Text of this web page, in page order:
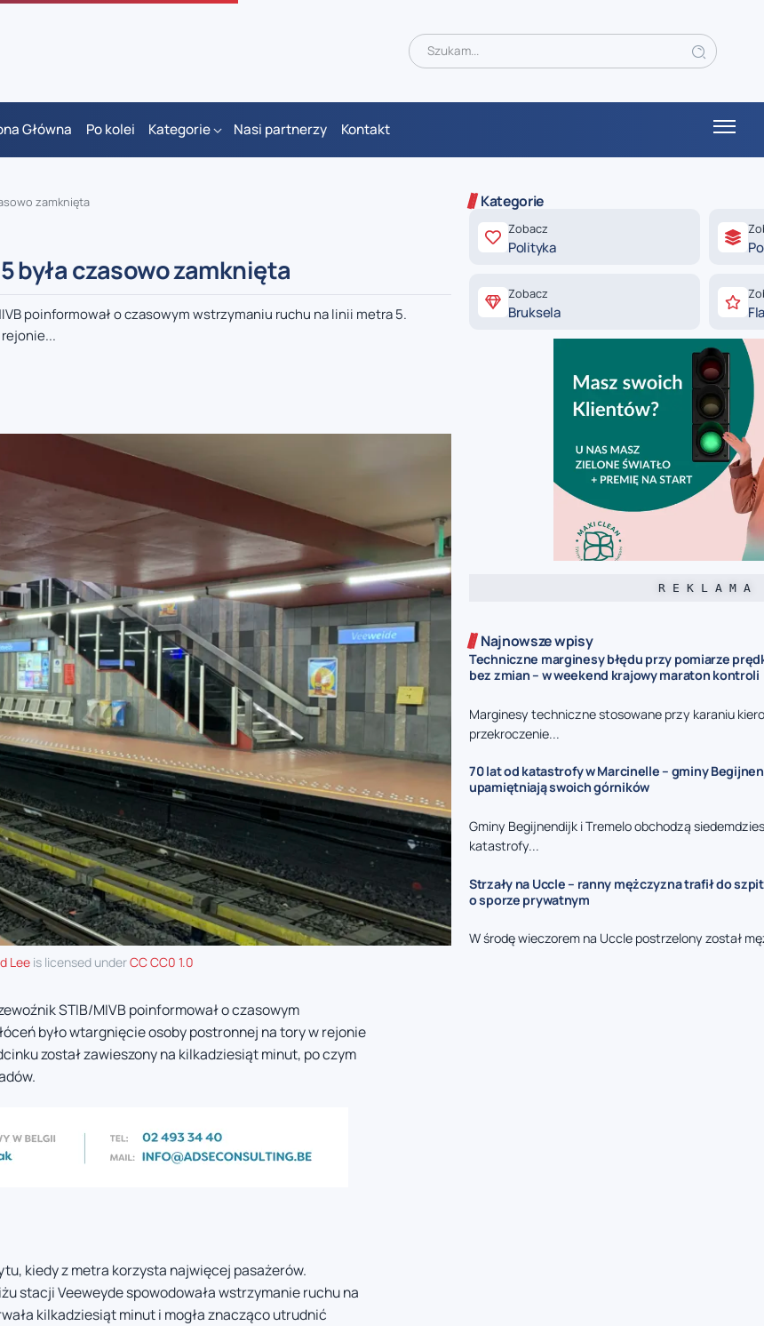
Główna Po kolei Kategorie Nasi partnerzy Kontakt
zamknięta
była czasowo zamknięta
poinformował o czasowym wstrzymaniu ruchu na linii metra 5.
Leeis licensed underCC CC0 1.0
STIB/MIVB poinformował o czasowym
było wtargnięcie osoby postronnej na tory w rejonie
został zawieszony na kilkadziesiąt minut, po czym
kiedy z metra korzysta najwięcej pasażerów.
stacji Veeweyde spowodowała wstrzymanie ruchu na
kilkadziesiąt minut i mogła znacząco utrudnić
Kategorie
Zobacz
Polityka
Zobacz
Bruksela
R E K L A M A
Najnowsze wpisy
Techniczne marginesy błędu przy pomiarze
bez zmian – w weekend krajowy maraton kontroli
Marginesy techniczne stosowane przy karaniu
przekroczenie...
70 lat od katastrofy w Marcinelle – gminy
upamiętniają swoich górników
Gminy Begijnendijk i Tremelo obchodzą
katastrofy...
Strzały na Uccle – ranny mężczyzna trafił do
o sporze prywatnym
W środę wieczorem na Uccle postrzelony został